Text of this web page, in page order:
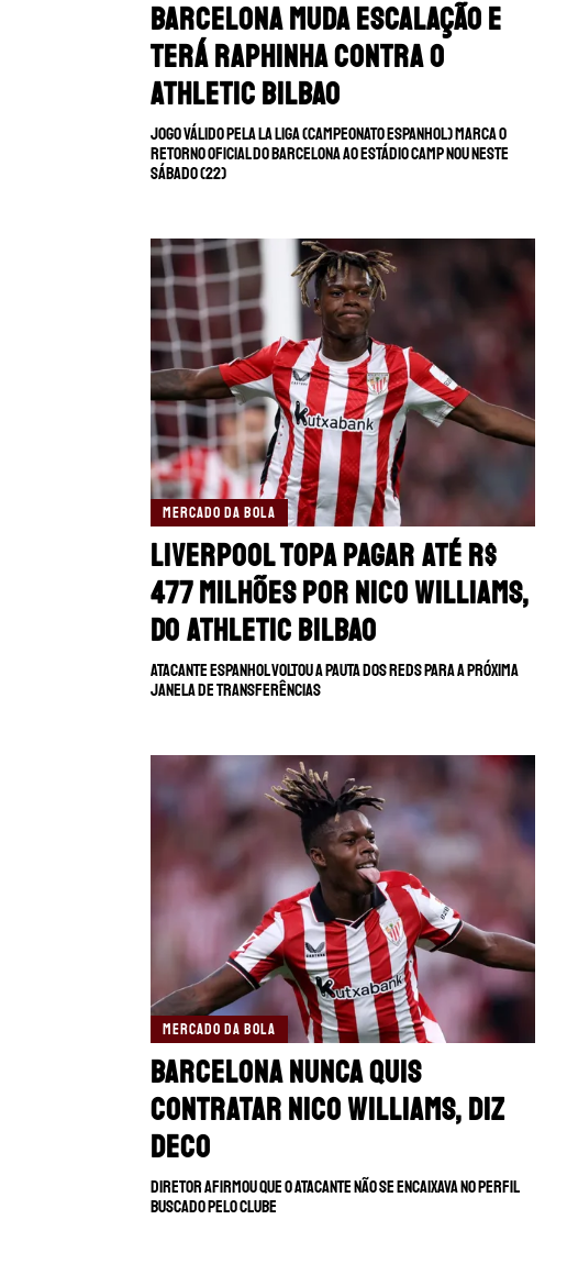
Barcelona muda escalação e
terá Raphinha contra o
Athletic Bilbao
Jogo válido pela La Liga (Campeonato Espanhol) marca o
retorno oficial do Barcelona ao estádio Camp Nou neste
sábado (22)
MERCADO DA BOLA
Liverpool topa pagar até R$
477 milhões por Nico Williams,
do Athletic Bilbao
Atacante espanhol voltou a pauta dos Reds para a próxima
janela de transferências
MERCADO DA BOLA
Barcelona nunca quis
contratar Nico Williams, diz
Deco
Diretor afirmou que o atacante não se encaixava no perfil
buscado pelo clube